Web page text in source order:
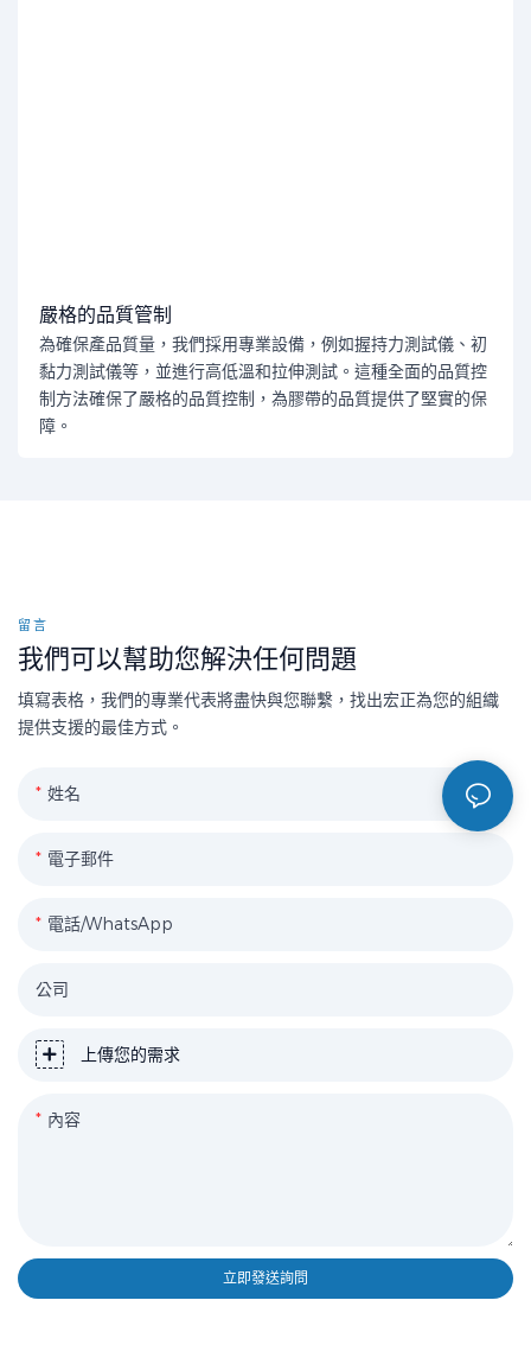
嚴格的品質管制
為確保產品質量，我們採用專業設備，例如握持力測試儀、初
黏力測試儀等，並進行高低溫和拉伸測試。這種全面的品質控
制方法確保了嚴格的品質控制，為膠帶的品質提供了堅實的保
障。
留言
我們可以幫助您解決任何問題
填寫表格，我們的專業代表將盡快與您聯繫，找出宏正為您的組織
提供支援的最佳方式。
姓名
電子郵件
電話/WhatsApp
公司
上傳您的需求
內容
立即發送詢問